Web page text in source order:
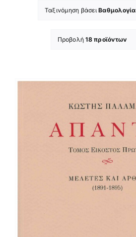
Ταξινόμηση βάσειΒαθμολογία
Προβολή18 προϊόντων